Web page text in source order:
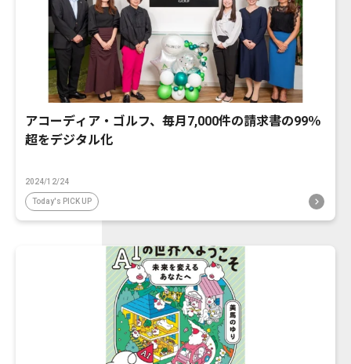
アコーディア・ゴルフ、毎月7,000件の請求書の99％
超をデジタル化
2024/12/24
Today's PICK UP